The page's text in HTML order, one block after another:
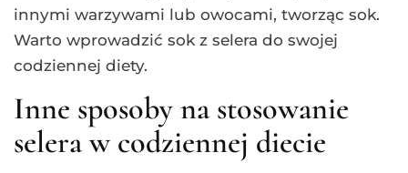
innymi warzywami lub owocami, tworząc sok.
Warto wprowadzić sok z selera do swojej
codziennej diety.
Inne sposoby na stosowanie
selera w codziennej diecie